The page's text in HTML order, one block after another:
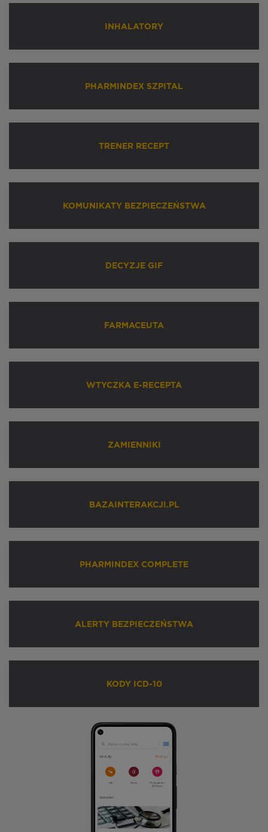
INHALATORY
PHARMINDEX SZPITAL
TRENER RECEPT
KOMUNIKATY BEZPIECZEŃSTWA
DECYZJE GIF
FARMACEUTA
WTYCZKA E-RECEPTA
ZAMIENNIKI
BAZAINTERAKCJI.PL
PHARMINDEX COMPLETE
ALERTY BEZPIECZEŃSTWA
KODY ICD-10